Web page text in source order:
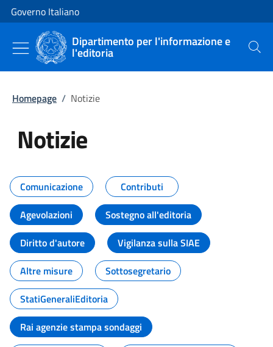
Vai al contenuto
Vai alla navigazione del sito
Governo Italiano
Dipartimento per l'informazione e
l'editoria Cerca
Homepage / Notizie
Notizie
Tutti i contenuti della pagina
Comunicazione
Contributi
Agevolazioni
Sostegno all'editoria
Diritto d'autore
Vigilanza sulla SIAE
Altre misure
Sottosegretario
StatiGeneraliEditoria
Rai agenzie stampa sondaggi